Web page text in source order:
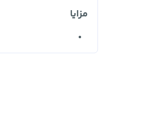
مزایا